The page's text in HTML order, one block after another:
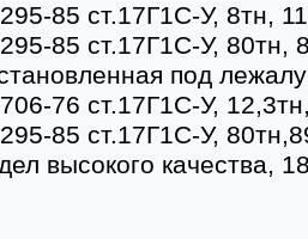
85 ст.17Г1С-У, 8тн,
85 ст.17Г1С-У, 80тн,
под
76 ст.17Г1С-У,
85 ст.17Г1С-У,
высокого качества,